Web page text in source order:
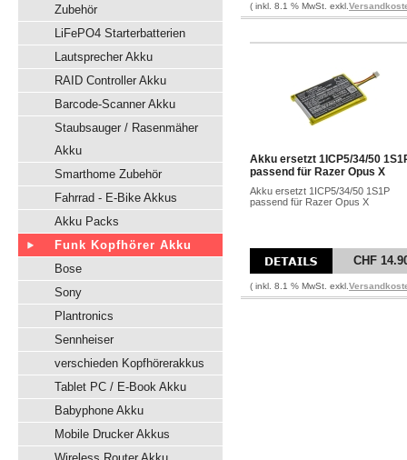
Zubehör
LiFePO4 Starterbatterien
Lautsprecher Akku
RAID Controller Akku
Barcode-Scanner Akku
Staubsauger / Rasenmäher
Akku
Smarthome Zubehör
Fahrrad - E-Bike Akkus
Akku Packs
Funk Kopfhörer Akku
Bose
Sony
Plantronics
Sennheiser
verschieden Kopfhörerakkus
Tablet PC / E-Book Akku
Babyphone Akku
Mobile Drucker Akkus
( inkl. 8.1 % MwSt. exkl.
Akku ersetzt 1ICP5/34/50
passend für Razer Opus X
Akku ersetzt 1ICP5/34/50 1S1P
passend für Razer Opus X
CHF
( inkl. 8.1 % MwSt. exkl.